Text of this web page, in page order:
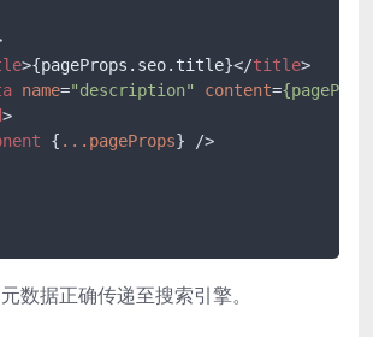
>{pageProps.seo.title}</title>
name="description" content=
>
{ ...pageProps} />
数据正确传递至搜索引擎。